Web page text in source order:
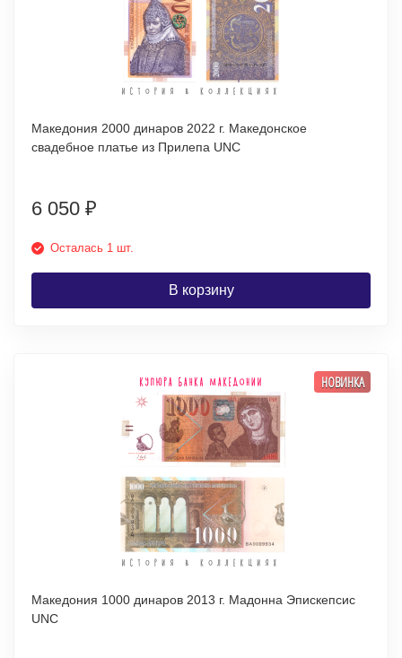
Македония 2000 динаров 2022 г. Македонское
свадебное платье из Прилепа UNC
6 050 ₽
Осталась 1 шт.
В корзину
НОВИНКА
Македония 1000 динаров 2013 г. Мадонна Эпискепсис
UNC